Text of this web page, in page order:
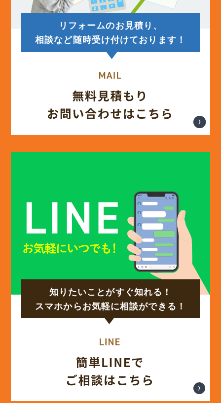
リフォームのお見積り、
相談など随時受け付けております！
知りたいことがすぐ知れる！
スマホからお気軽に相談ができる！